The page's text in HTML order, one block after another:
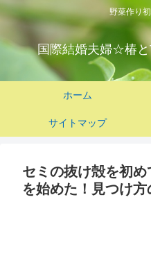
野菜作り
国際結婚夫婦☆椿と
ホーム
サイトマップ
セミの抜け殻を初
を始めた！見つけ